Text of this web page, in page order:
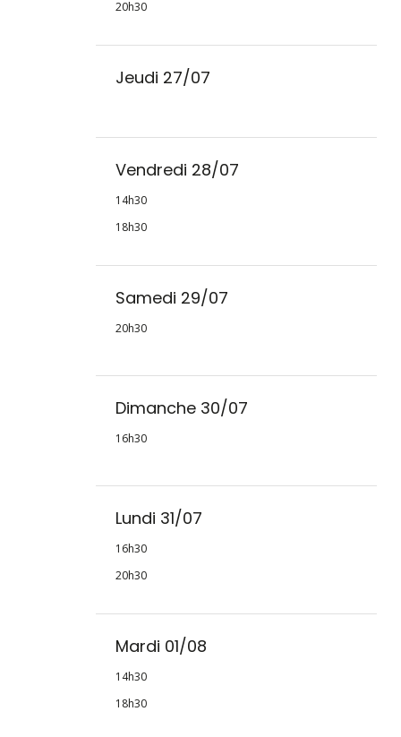
20h30
Jeudi 27/07
Vendredi 28/07
14h30
18h30
Samedi 29/07
20h30
Dimanche 30/07
16h30
Lundi 31/07
16h30
20h30
Mardi 01/08
14h30
18h30